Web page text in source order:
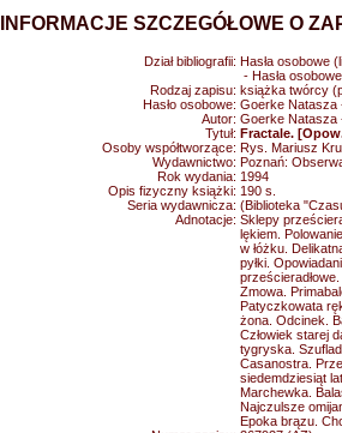
INFORMACJE SZCZEGÓŁOWE O
Dział bibliografii: Hasła osobowe
- Hasła
Rodzaj zapisu: książka twórcy
Hasło osobowe: Goerke Natasza
Autor: Goerke Natasza
Tytuł: Fractale.
Osoby współtworzące: Rys. Mariusz
Wydawnictwo: Poznań:
Rok wydania: 1994
Opis fizyczny książki: 190 s.
Seria wydawnicza: (Biblioteka
Adnotacje: Sklepy
lękiem.
w łóżku.
pyłki.
Zmowa.
Patyczkowata
żona. Odcinek.
Człowiek starej
tygryska.
Casanostra.
siedemdziesiąt
Marchewka.
Najczulsze
Epoka brązu.